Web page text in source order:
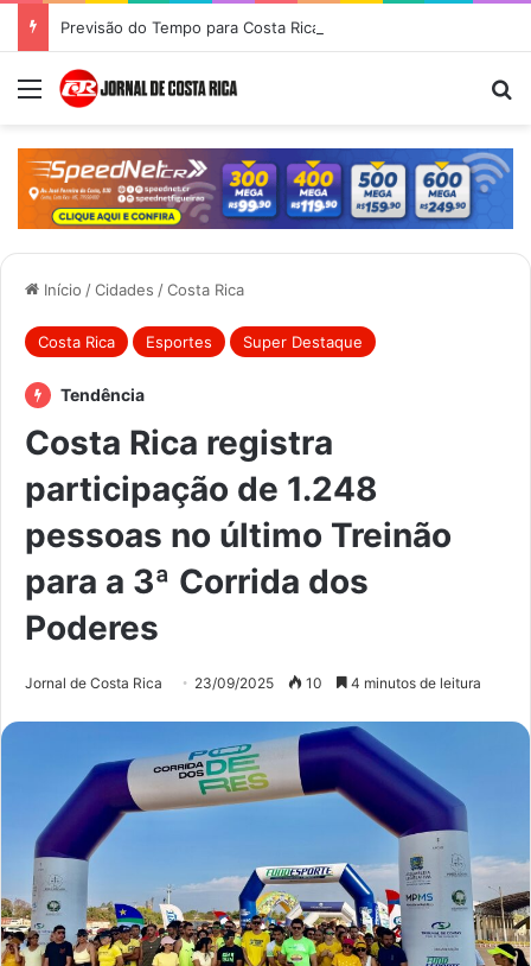
Previsão do Tempo para Costa Rica nesta quinta-feira (6)
Menu
Início /Cidades /Costa Rica
Costa Rica Esportes Super Destaque
Tendência
Costa Rica registra
participação de 1.248
pessoas no último Treinão
para a 3ª Corrida dos
Poderes
Jornal de Costa Rica 23/09/2025 10 4 minutos de leitura